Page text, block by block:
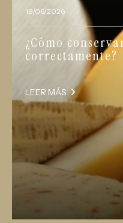
18/06/2026
¿Cómo
correctamente?
LEER MÁS